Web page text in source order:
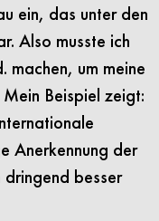
ein, das unter den
Also musste ich
machen, um meine
Beispiel zeigt:
Anerkennung der
dringend besser